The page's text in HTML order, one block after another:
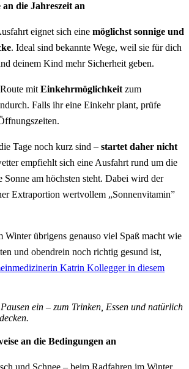
an die Jahreszeit an
eignet sich eine möglichst sonnige und
. Ideal sind bekannte Wege, weil sie für dich
deinem Kind mehr Sicherheit geben.
mit Einkehrmöglichkeit zum
Falls ihr eine Einkehr plant, prüfe
Tage noch kurz sind – startet daher nicht
empfiehlt sich eine Ausfahrt rund um die
Sonne am höchsten steht. Dabei wird der
Extraportion wertvollem „Sonnenvitamin”
Winter übrigens genauso viel Spaß macht wie
und obendrein noch richtig gesund ist,
Katrin Kollegger in diesem
ein – zum Trinken, Essen und natürlich
an die Bedingungen an